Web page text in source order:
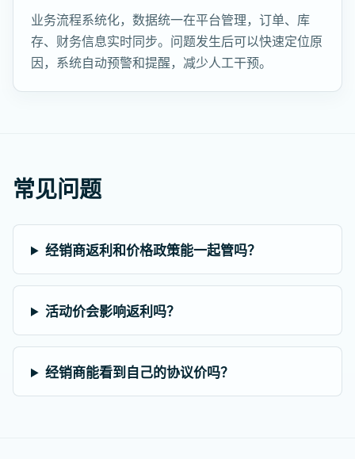
业务流程系统化，数据统一在平台管理，订单、库
存、财务信息实时同步。问题发生后可以快速定位原
因，系统自动预警和提醒，减少人工干预。
常见问题
经销商返利和价格政策能一起管吗？
活动价会影响返利吗？
经销商能看到自己的协议价吗？